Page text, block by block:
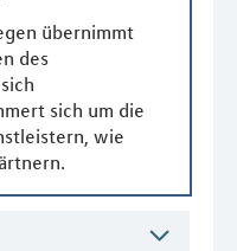
übernimmt
des
sich um die
wie